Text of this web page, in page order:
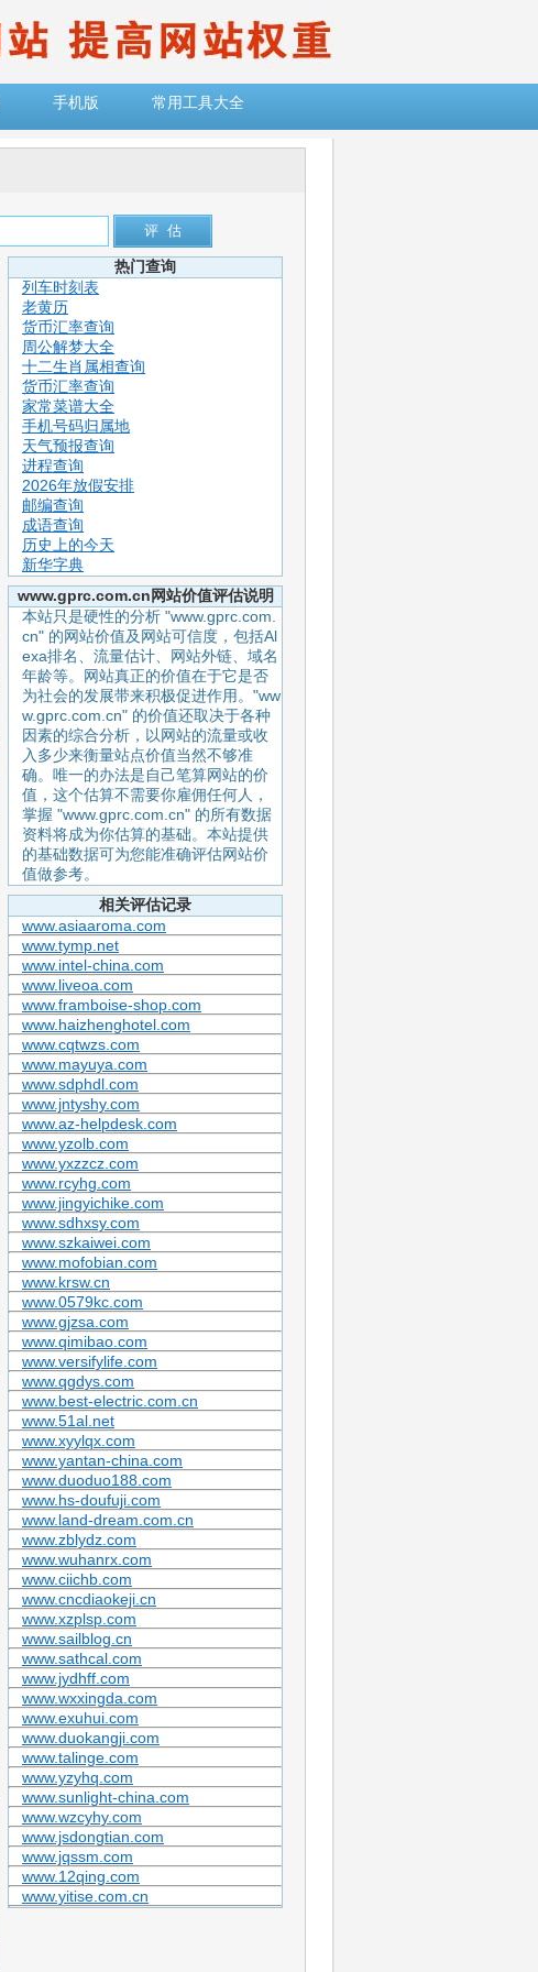
手机版 常用工具大全
热门查询
列车时刻表
老黄历
货币汇率查询
周公解梦大全
十二生肖属相查询
货币汇率查询
家常菜谱大全
手机号码归属地
天气预报查询
进程查询
2026年放假安排
邮编查询
成语查询
历史上的今天
新华字典
www.gprc.com.cn网站价值评估说明
本站只是硬性的分析 "www.gprc.com.
cn" 的网站价值及网站可信度，包括Al
exa排名、流量估计、网站外链、域名
年龄等。网站真正的价值在于它是否
为社会的发展带来积极促进作用。"ww
w.gprc.com.cn" 的价值还取决于各种
因素的综合分析，以网站的流量或收
入多少来衡量站点价值当然不够准
确。唯一的办法是自己笔算网站的价
值，这个估算不需要你雇佣任何人，
掌握 "www.gprc.com.cn" 的所有数据
资料将成为你估算的基础。本站提供
的基础数据可为您能准确评估网站价
值做参考。
相关评估记录
www.asiaaroma.com
www.tymp.net
www.intel-china.com
www.liveoa.com
www.framboise-shop.com
www.haizhenghotel.com
www.cqtwzs.com
www.mayuya.com
www.sdphdl.com
www.jntyshy.com
www.az-helpdesk.com
www.yzolb.com
www.yxzzcz.com
www.rcyhg.com
www.jingyichike.com
www.sdhxsy.com
www.szkaiwei.com
www.mofobian.com
www.krsw.cn
www.0579kc.com
www.gjzsa.com
www.qimibao.com
www.versifylife.com
www.qgdys.com
www.best-electric.com.cn
www.51al.net
www.xyylqx.com
www.yantan-china.com
www.duoduo188.com
www.hs-doufuji.com
www.land-dream.com.cn
www.zblydz.com
www.wuhanrx.com
www.ciichb.com
www.cncdiaokeji.cn
www.xzplsp.com
www.sailblog.cn
www.sathcal.com
www.jydhff.com
www.wxxingda.com
www.exuhui.com
www.duokangji.com
www.talinge.com
www.yzyhq.com
www.sunlight-china.com
www.wzcyhy.com
www.jsdongtian.com
www.jqssm.com
www.12qing.com
www.yitise.com.cn